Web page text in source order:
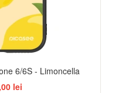
6/6S - Limoncella
lei